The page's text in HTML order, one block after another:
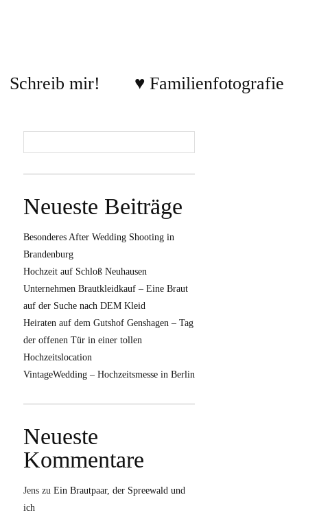
Schreib mir! ♥ Familienfotografie
Neueste Beiträge
Besonderes After Wedding Shooting in
Brandenburg
Hochzeit auf Schloß Neuhausen
Unternehmen Brautkleidkauf – Eine Braut
auf der Suche nach DEM Kleid
Heiraten auf dem Gutshof Genshagen – Tag
der offenen Tür in einer tollen
Hochzeitslocation
VintageWedding – Hochzeitsmesse in Berlin
Neueste
Kommentare
Jens zu Ein Brautpaar, der Spreewald und
ich